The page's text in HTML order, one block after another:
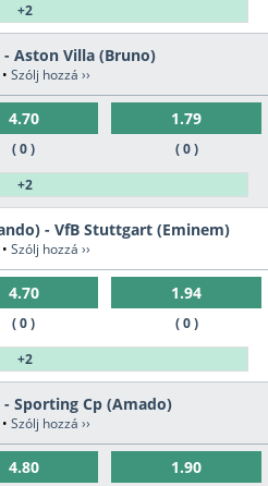
+2
Aston Villa (Bruno)
Szólj hozzá ››
4.70
( 0 )
1.79
( 0 )
+2
- VfB Stuttgart (Eminem)
Szólj hozzá ››
4.70
( 0 )
1.94
( 0 )
+2
Sporting Cp (Amado)
Szólj hozzá ››
4.80 1.90